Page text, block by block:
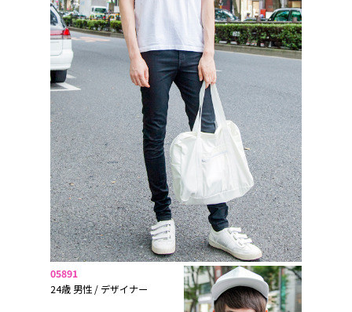
05891
24歳 男性 / デザイナー